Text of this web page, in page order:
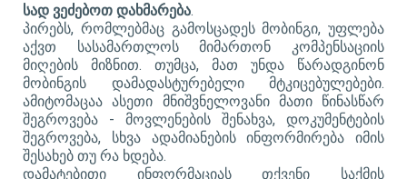
სად ვეძებოთ დახმარება.
პირებს, რომლებმაც გამოსცადეს მობინგი, უფლება
აქვთ სასამართლოს მიმართონ კომპენსაციის
მიღების მიზნით. თუმცა, მათ უნდა წარადგინონ
მობინგის დამადასტურებელი მტკიცებულებები.
ამიტომაცაა ასეთი მნიშვნელოვანი მათი წინასწარ
შეგროვება - მოვლენების შენახვა, დოკუმენტების
შეგროვება, სხვა ადამიანების ინფორმირება იმის
შესახებ თუ რა ხდება.
დამატებითი ინფორმაციას თქვენი საქმის